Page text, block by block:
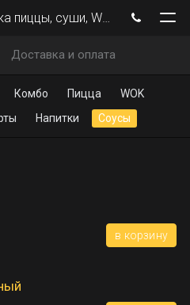
суши, WOK | Курск
Доставка и оплата
Комбо Пицца
WOK
Напитки Соусы
в корзину